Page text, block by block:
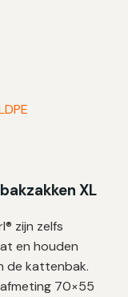
XL
zijn zelfs
en houden
de kattenbak.
70×55